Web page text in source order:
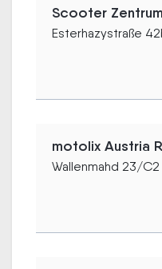
Scooter
Esterhazystraße
motolix Austria
Wallenmahd 23/